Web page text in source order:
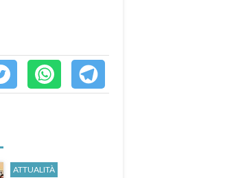
ATTUALITÀ